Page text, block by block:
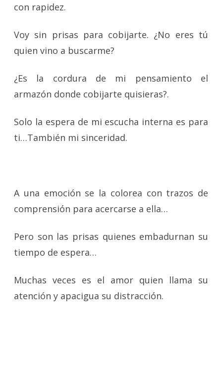
con rapidez.
Voy sin prisas para cobijarte. ¿No eres tú
quien vino a buscarme?
¿Es la cordura de mi pensamiento el
armazón donde cobijarte quisieras?.
Solo la espera de mi escucha interna es para
ti…También mi sinceridad.
A una emoción se la colorea con trazos de
comprensión para acercarse a ella…
Pero son las prisas quienes embadurnan su
tiempo de espera…
Muchas veces es el amor quien llama su
atención y apacigua su distracción.